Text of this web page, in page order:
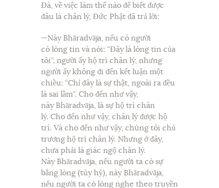
Đà, về việc làm thế nào để biết được
đâu là chân lý, Đức Phật đã trả lời:
—Này Bhāradvāja, nếu có người
có lòng tin và nói: “Đây là lòng tin của
tôi”, người ấy hộ trì chân lý, nhưng
người ấy không đi đến kết luận một
chiều: “Chỉ đây là sự thật, ngoài ra đều
là sai lầm”. Cho đến như vậy,
này Bhāradvāja, là sự hộ trì chân
lý. Cho đến như vậy, chân lý được hộ
trì. Và cho đến như vậy, chúng tôi chủ
trương hộ trì chân lý. Nhưng ở đây,
chưa phải là giác ngộ chân lý.
Này Bhāradvāja, nếu người ta có sự
bằng lòng (tùy hỷ), này Bhāradvāja,
nếu người ta có lòng nghe theo truyền